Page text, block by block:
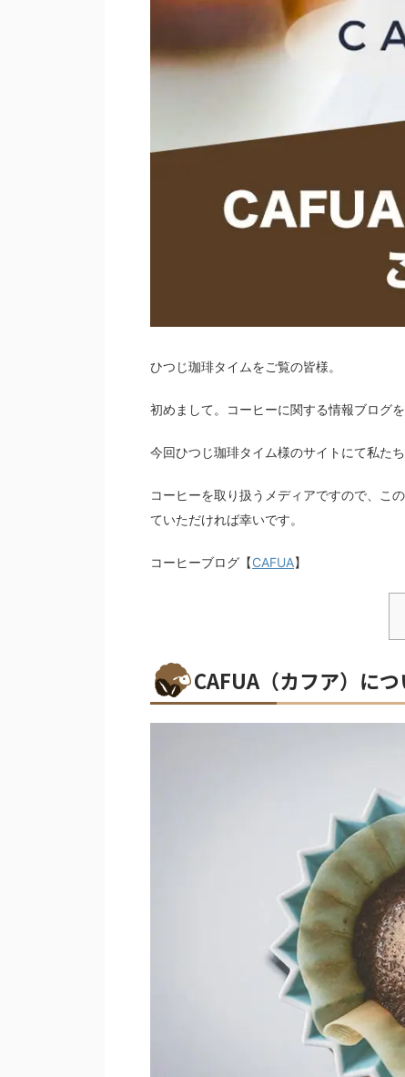
ひつじ珈琲タイムをご覧の皆様。
初めまして。コーヒーに関する情報ブログ
今回ひつじ珈琲タイム様のサイトにて私た
コーヒーを取り扱うメディアですので、こ
ていただければ幸いです。
コーヒーブログ【CAFUA】
CAFUA（カフア）につ